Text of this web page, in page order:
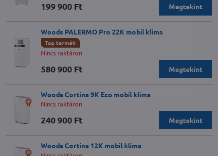
199 900 Ft Megtekint
Woods PALERMO Pro 22K mobil klíma
Top termék
Nincs raktáron
580 900 Ft Megtekint
Woods Cortina 9K Eco mobil klíma
Nincs raktáron
240 900 Ft Megtekint
Woods Cortina 12K mobil klíma